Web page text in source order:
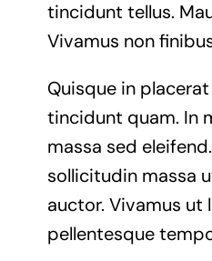
tincidunt tellus.
Vivamus non
Quisque in
tincidunt quam. In
massa sed
sollicitudin massa
auctor. Vivamus
pellentesque